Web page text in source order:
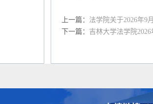
上一篇： 法学院关于2026年9
下一篇： 吉林大学法学院